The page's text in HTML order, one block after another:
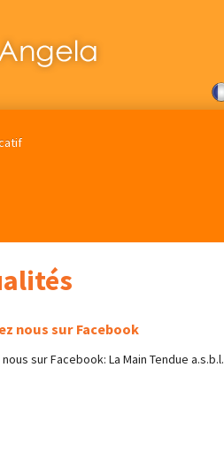
nous sur Facebook
sur Facebook: La Main Tendue a.s.b.l.